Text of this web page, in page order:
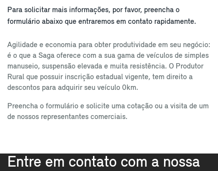
Para solicitar mais informações, por favor, preencha o
formulário abaixo que entraremos em contato rapidamente.
Agilidade e economia para obter produtividade em seu negócio:
é o que a Saga oferece com a sua gama de veículos de simples
manuseio, suspensão elevada e muita resistência. O Produtor
Rural que possuir inscrição estadual vigente, tem direito a
descontos para adquirir seu veículo 0km.
Preencha o formulário e solicite uma cotação ou a visita de um
de nossos representantes comerciais.
Entre em contato com a nossa